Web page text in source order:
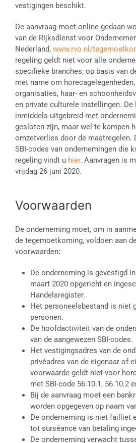
vestigingen beschikt.
De aanvraag moet online gedaan
van de Rijksdienst voor
Nederland, www.rvo.nl/
regeling geldt niet voor alle
specifieke branches, op basis van
met name om
organisaties, haar- en
en private culturele instellingen.
inmiddels uitgebreid met
gesloten zijn, maar wel te kampen
omzetverlies door de maatregelen.
SBI-codes van ondernemingen die
regeling vindt u hier. Aanvragen is
vrijdag 26 juni 2020.
Voorwaarden
De onderneming moet, om in
de tegemoetkoming, voldoen aan
voorwaarden:
De onderneming is gevestigd
maart 2020 opgericht en
Handelsregister.
Het personeelsbestand is niet
personen.
De hoofdactiviteit van de
van de aangewezen SBI-codes.
Het vestigingsadres van de
privéadres van de eigenaar of
voorwaarde geldt niet voor
met SBI-code 56.10.1, 56.10.2
Bij de aanvraag moet een
worden opgegeven op naam
De onderneming is niet failliet
tot surséance van betaling
De onderneming verwacht